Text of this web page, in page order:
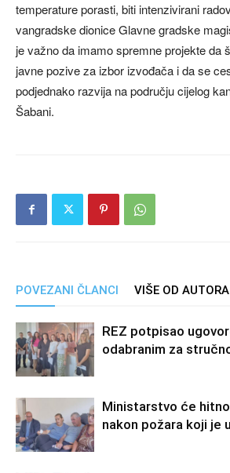
temperature porasti, biti intenzivirani
vangradske dionice Glavne gradske
je važno da imamo spremne projekte da
javne pozive za izbor izvođača i da se
podjednako razvija na području cijelog
Šabani.
POVEZANI ČLANCI VIŠE OD AUTORA
REZ potpisao
odabranim za
Ministarstvo će
nakon požara koji je